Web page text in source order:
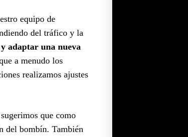
equipo de
del tráfico y la
adaptar una nueva
a menudo los
realizamos ajustes
que como
del bombín. También